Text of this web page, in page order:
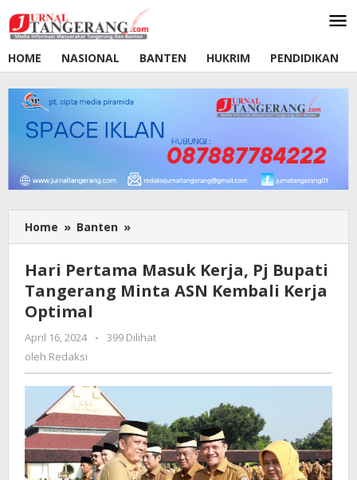
ke
konten
HOME
NASIONAL BANTEN HUKRIM PENDIDIKAN
Home » Banten »
Pertama
Kerja,
Pj
Minta
Kembali
Hari Pertama Masuk Kerja, Pj Bupati
Tangerang Minta ASN Kembali Kerja
Optimal
April 16, 2024
oleh
-
399 Dilihat
oleh Redaksi